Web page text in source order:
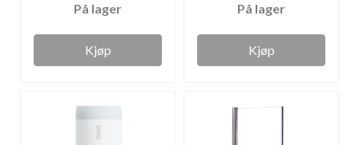
På lager
Kjøp
På lager
Kjøp